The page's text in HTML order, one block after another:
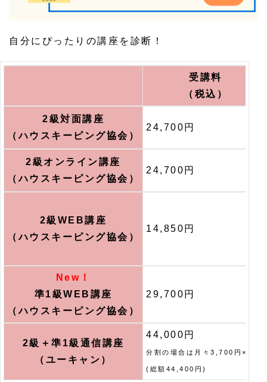
自分にぴったりの講座を診断！
受講料
（税込）
2級対面講座
（ハウスキーピング協会）
24,700円
2級オンライン講座
（ハウスキーピング協会）
24,700円
2級WEB講座
（ハウスキーピング協会）
14,850円
New！
準1級WEB講座
（ハウスキーピング協会）
29,700円
2級＋準1級通信講座
（ユーキャン）
44,000円
分割の場合は月々3,700円×12回
(総額44,400円)